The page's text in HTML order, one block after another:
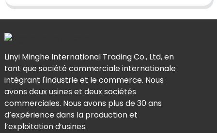
Linyi Minghe International Trading Co., Ltd, en
tant que société commerciale internationale
intégrant l'industrie et le commerce. Nous
avons deux usines et deux sociétés
commerciales. Nous avons plus de 30 ans
d’expérience dans la production et
l’exploitation d’usines.